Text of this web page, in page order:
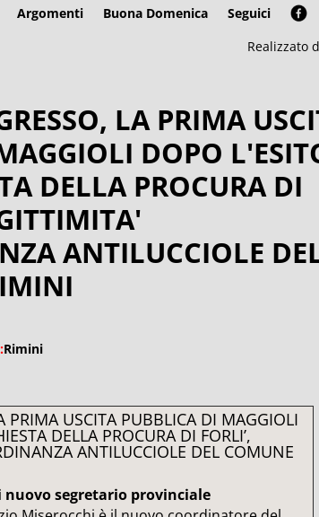
Argomenti Buona Domenica
Seguici
Realizzato
LA PRIMA
DOPO
DELLA PROCURA DI
ANTILUCCIOLE
:Rimini
PRIMA USCITA PUBBLICA DI MAGGIOLI
DELLA PROCURA DI FORLI’,
ANTILUCCIOLE DEL COMUNE
nuovo segretario provinciale